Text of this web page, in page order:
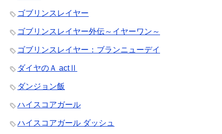
ゴブリンスレイヤー
ゴブリンスレイヤー外伝～イヤーワン～
ゴブリンスレイヤー：ブランニューデイ
ダイヤのＡ actⅡ
ダンジョン飯
ハイスコアガール
ハイスコアガール ダッシュ